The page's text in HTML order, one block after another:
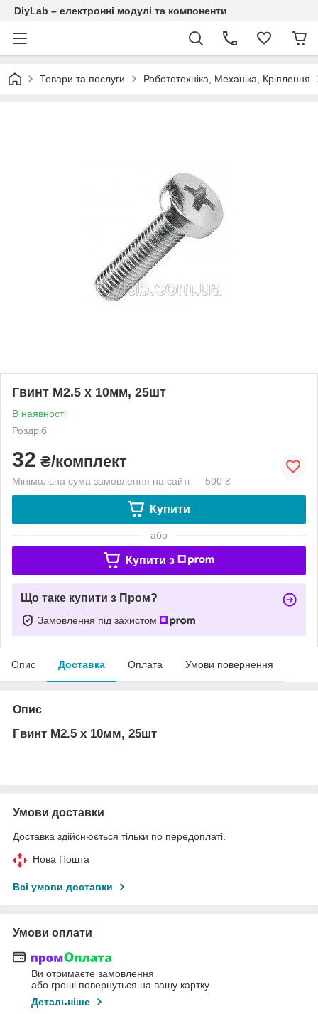
DiyLab – електронні модулі та компоненти
Товари та послуги Робототехніка, Механіка, Кріплення
Гвинт М2.5 х 10мм, 25шт
В наявності
Роздріб
32 ₴/комплект
Мінімальна сума замовлення на сайті — 500 ₴
Купити
або
Купити з
Що таке купити з Пром?
Замовлення під захистом
Опис Доставка Оплата Умови повернення
Опис
Гвинт М2.5 х 10мм, 25шт
Умови доставки
Доставка здійснюється тільки по передоплаті.
Нова Пошта
Всі умови доставки
Умови оплати
Ви отримаєте замовлення
або гроші повернуться на вашу картку
Детальніше